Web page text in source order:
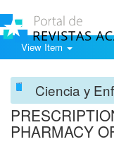
View Item
Ciencia y
PHARMACY